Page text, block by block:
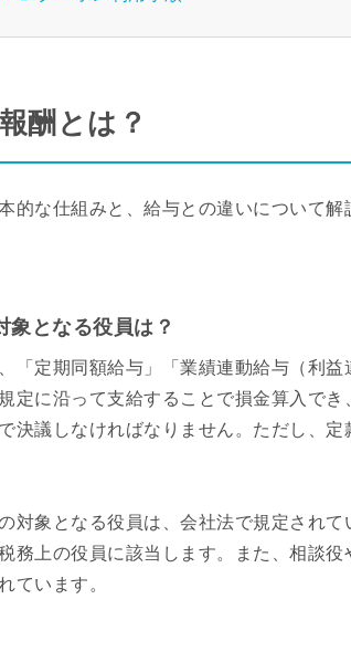
酬とは？
的な仕組みと、給与との違いについて
象となる役員は？
「定期同額給与」「業績連動給与（利
定に沿って支給することで損金算入で
決議しなければなりません。ただし、
対象となる役員は、会社法で規定され
務上の役員に該当します。また、相談
ています。